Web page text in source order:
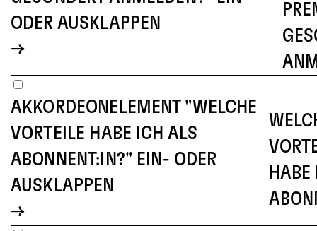
ODER AUSKLAPPEN
AKKORDEONELEMENT "WELCHE
VORTEILE HABE ICH ALS
ABONNENT:IN?" EIN- ODER
AUSKLAPPEN